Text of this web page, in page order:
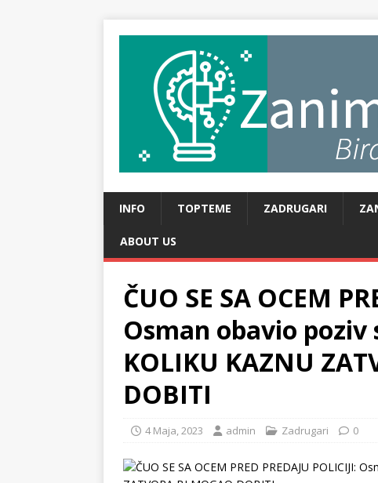
INFO TOPTEME ZADRUGARI
ABOUT US
ČUO SE SA OCEM
Osman obavio poziv
KOLIKU KAZNU
DOBITI
4 Maja, 2023 admin Zadrugari 0